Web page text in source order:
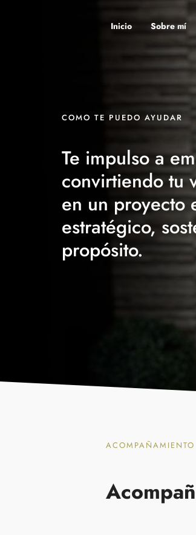
Inicio Sobre mí
COMO TE PUEDO AYUDAR
Te impulso a
convirtiendo tu
en un proyecto
estratégico,
propósito.